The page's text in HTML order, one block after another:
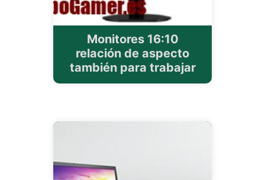
Monitores 16:10
relación de aspecto
también para trabajar